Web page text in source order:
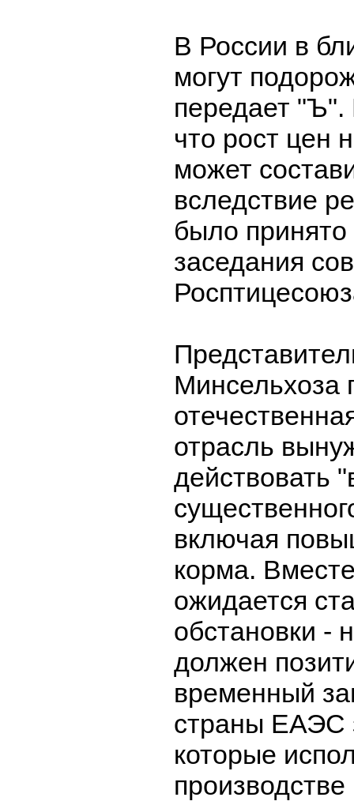
В России в
могут
передает "Ъ".
что рост цен
может
вследствие
было
заседания
Минсельхоза
отрасль
действовать
включая
корма.
ожидается
обстановки -
должен
временный
страны ЕАЭС
которые